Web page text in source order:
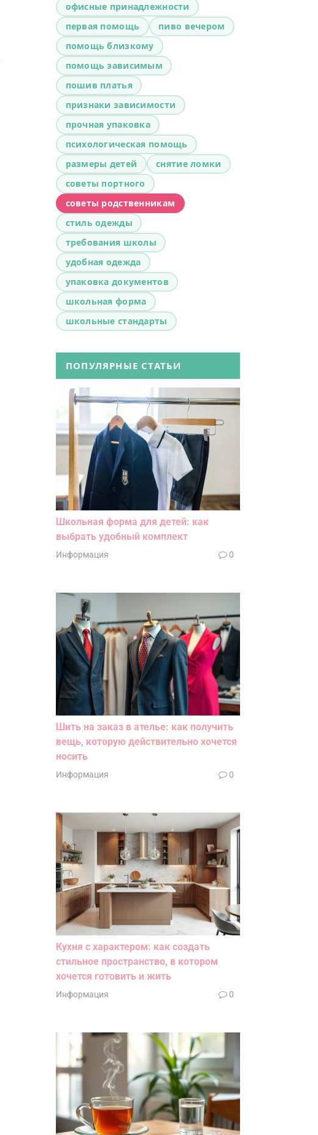
офисные принадлежности
первая помощь
пиво вечером
помощь близкому
помощь зависимым
пошив платья
признаки зависимости
прочная упаковка
психологическая помощь
размеры детей
снятие ломки
советы портного
советы родственникам
стиль одежды
требования школы
удобная одежда
упаковка документов
школьная форма
школьные стандарты
ПОПУЛЯРНЫЕ СТАТЬИ
Школьная форма для детей: как
выбрать удобный комплект
Информация 0
Шить на заказ в ателье: как получить
вещь, которую действительно хочется
носить
Информация 0
Кухня с характером: как создать
стильное пространство, в котором
хочется готовить и жить
Информация 0